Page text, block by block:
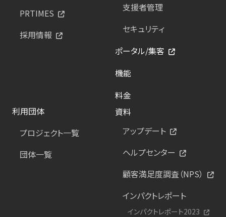
PRTIMES
採用情報
支援者管理
セキュリティ
ポータル/集客
機能
料金
利用団体
プロジェクト一覧
団体一覧
資料
アップデート
ヘルプセンター
顧客満足度調査（NPS）
インパクトレポート
インパクトレポート2023